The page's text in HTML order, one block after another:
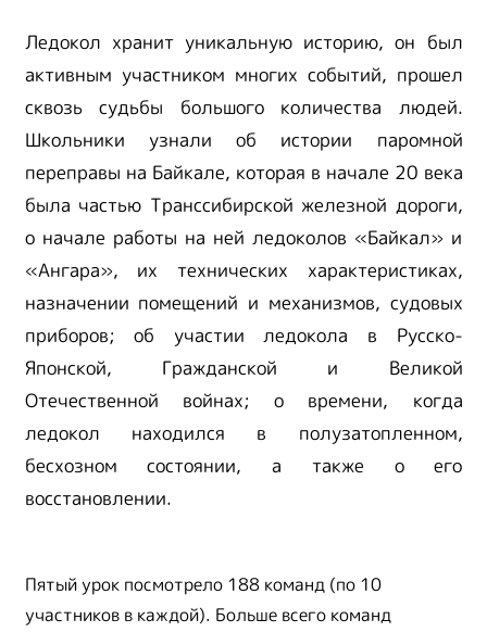
Ледокол хранит уникальную историю, он был
активным участником многих событий, прошел
сквозь судьбы большого количества людей.
Школьники узнали об истории паромной
переправы на Байкале, которая в начале 20 века
была частью Транссибирской железной дороги,
о начале работы на ней ледоколов «Байкал» и
«Ангара», их технических характеристиках,
назначении помещений и механизмов, судовых
приборов; об участии ледокола в Русско-
Японской, Гражданской и Великой
Отечественной войнах; о времени, когда
ледокол находился в полузатопленном,
бесхозном состоянии, а также о его
восстановлении.
Пятый урок посмотрело 188 команд (по 10
участников в каждой). Больше всего команд